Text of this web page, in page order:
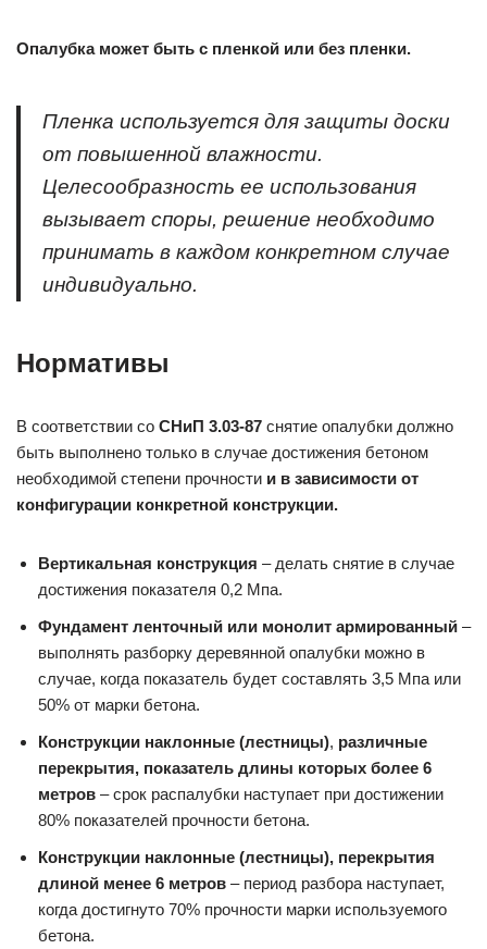
Опалубка может быть с пленкой или без пленки.
Пленка используется для защиты доски
от повышенной влажности.
Целесообразность ее использования
вызывает споры, решение необходимо
принимать в каждом конкретном случае
индивидуально.
Нормативы
В соответствии со СНиП 3.03-87 снятие опалубки должно
быть выполнено только в случае достижения бетоном
необходимой степени прочности и в зависимости от
конфигурации конкретной конструкции.
Вертикальная конструкция – делать снятие в случае
достижения показателя 0,2 Мпа.
Фундамент ленточный или монолит армированный –
выполнять разборку деревянной опалубки можно в
случае, когда показатель будет составлять 3,5 Мпа или
50% от марки бетона.
Конструкции наклонные (лестницы), различные
перекрытия, показатель длины которых более 6
метров – срок распалубки наступает при достижении
80% показателей прочности бетона.
Конструкции наклонные (лестницы), перекрытия
длиной менее 6 метров – период разбора наступает,
когда достигнуто 70% прочности марки используемого
бетона.